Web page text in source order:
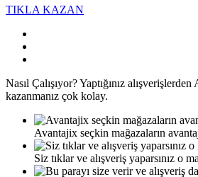
TIKLA KAZAN
Nasıl Çalışıyor?Yaptığınız
kazanmanız çok kolay.
Avantajix seçkin mağazaların
Siz tıklar ve alışveriş yaparsınız o